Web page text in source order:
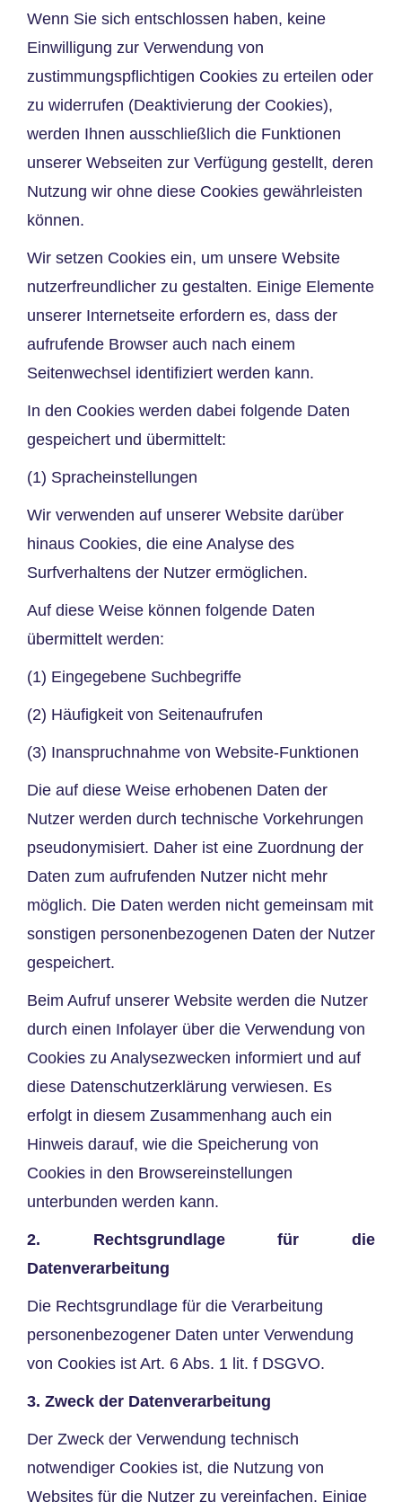
Wenn Sie sich entschlossen haben, keine
Einwilligung zur Verwendung von
zustimmungspflichtigen Cookies zu erteilen oder
zu widerrufen (Deaktivierung der Cookies),
werden Ihnen ausschließlich die Funktionen
unserer Webseiten zur Verfügung gestellt, deren
Nutzung wir ohne diese Cookies gewährleisten
können.
Wir setzen Cookies ein, um unsere Website
nutzerfreundlicher zu gestalten. Einige Elemente
unserer Internetseite erfordern es, dass der
aufrufende Browser auch nach einem
Seitenwechsel identifiziert werden kann.
In den Cookies werden dabei folgende Daten
gespeichert und übermittelt:
(1) Spracheinstellungen
Wir verwenden auf unserer Website darüber
hinaus Cookies, die eine Analyse des
Surfverhaltens der Nutzer ermöglichen.
Auf diese Weise können folgende Daten
übermittelt werden:
(1) Eingegebene Suchbegriffe
(2) Häufigkeit von Seitenaufrufen
(3) Inanspruchnahme von Website-Funktionen
Die auf diese Weise erhobenen Daten der
Nutzer werden durch technische Vorkehrungen
pseudonymisiert. Daher ist eine Zuordnung der
Daten zum aufrufenden Nutzer nicht mehr
möglich. Die Daten werden nicht gemeinsam mit
sonstigen personenbezogenen Daten der Nutzer
gespeichert.
Beim Aufruf unserer Website werden die Nutzer
durch einen Infolayer über die Verwendung von
Cookies zu Analysezwecken informiert und auf
diese Datenschutzerklärung verwiesen. Es
erfolgt in diesem Zusammenhang auch ein
Hinweis darauf, wie die Speicherung von
Cookies in den Browsereinstellungen
unterbunden werden kann.
2. Rechtsgrundlage für die
Datenverarbeitung
Die Rechtsgrundlage für die Verarbeitung
personenbezogener Daten unter Verwendung
von Cookies ist Art. 6 Abs. 1 lit. f DSGVO.
3. Zweck der Datenverarbeitung
Der Zweck der Verwendung technisch
notwendiger Cookies ist, die Nutzung von
Websites für die Nutzer zu vereinfachen. Einige